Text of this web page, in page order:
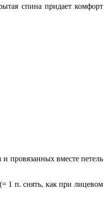
спина придает комфорт
провязанных вместе петель
1 п. снять, как при лицевом